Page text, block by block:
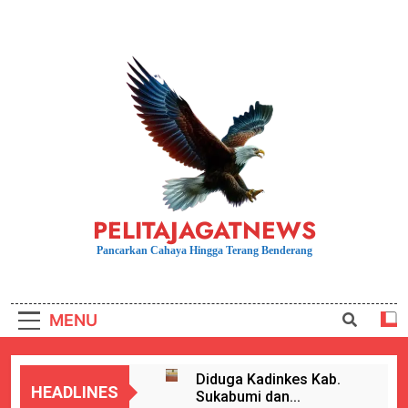
PELITAJAGATNEWS
Pancarkan Cahaya Hingga Terang Benderang
MENU
HEADLINES
Diduga Kadinkes Kab.
Sukabumi dan